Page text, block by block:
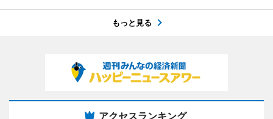
もっと見る
アクセスランキング